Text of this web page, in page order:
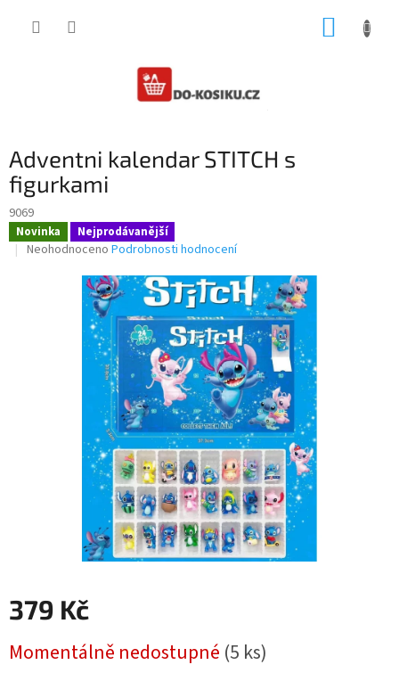
Adventni kalendar STITCH s
figurkami
9069
Novinka Nejprodávanější
Průměrné
Neohodnoceno Podrobnosti hodnocení
379 Kč
cena:
Momentálně nedostupné (5 ks)